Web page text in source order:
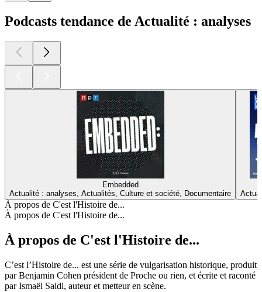
Podcasts tendance de Actualité : analyses
Embedded
Actualité : analyses, Actualités, Culture et société, Documentaire
À propos de C'est l'Histoire de...
À propos de C'est l'Histoire de...
À propos de C'est l'Histoire de...
C’est l’Histoire de... est une série de vulgarisation historique, produit
par Benjamin Cohen président de Proche ou rien, et écrite et raconté
par Ismaël Saidi, auteur et metteur en scène.